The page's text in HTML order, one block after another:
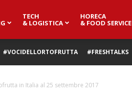
TECH
& LOGISTICA
HORECA
& FOOD SERVICE
#VOCIDELLORTOFRUTTA #FRESHTALKS
in Italia al 25 settembre 2017